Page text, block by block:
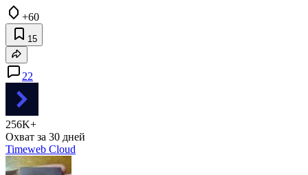
+60
15
22
256K+
Охват за 30 дней
Timeweb Cloud